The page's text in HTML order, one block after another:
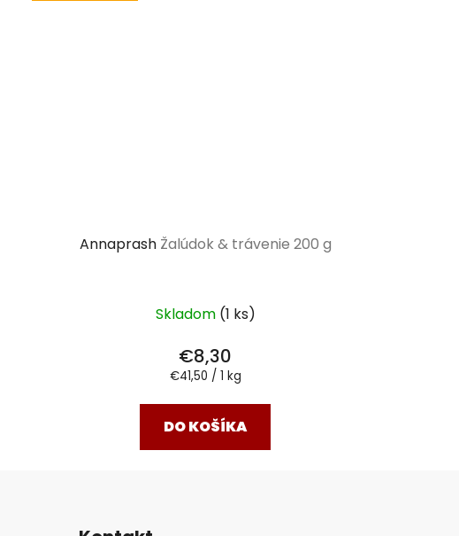
Annaprash Žalúdok & trávenie 200 g
Skladom (1 ks)
€8,30
Jednotková
€41,50 / 1 kg
DO KOŠÍKA